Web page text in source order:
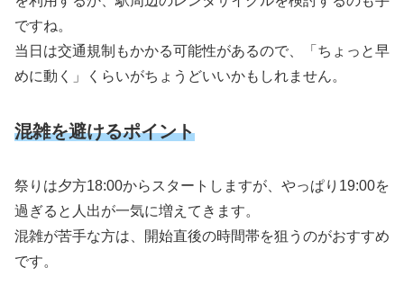
ですね。
当日は交通規制もかかる可能性があるので、「ちょっと早
めに動く」くらいがちょうどいいかもしれません。
混雑を避けるポイント
祭りは夕方18:00からスタートしますが、やっぱり19:00を
過ぎると人出が一気に増えてきます。
混雑が苦手な方は、開始直後の時間帯を狙うのがおすすめ
です。